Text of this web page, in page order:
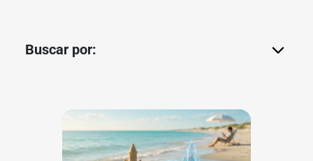
Buscar por: